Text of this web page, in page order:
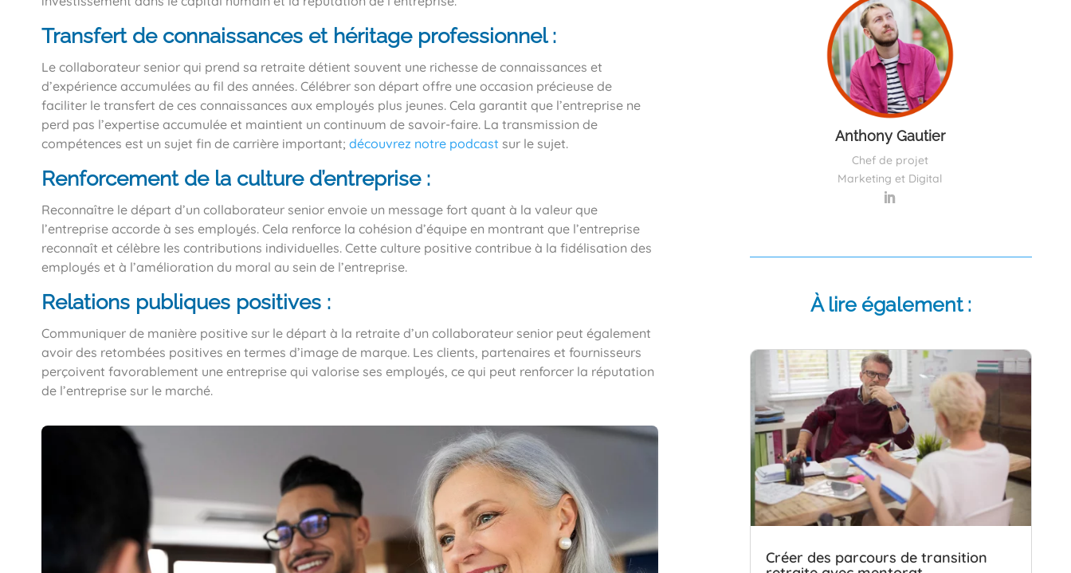
Transfert de connaissances et héritage professionnel :
Le collaborateur senior qui prend sa retraite détient souvent une richesse de connaissances et
d’expérience accumulées au fil des années. Célébrer son départ offre une occasion précieuse de
faciliter le transfert de ces connaissances aux employés plus jeunes. Cela garantit que l’entreprise ne
perd pas l’expertise accumulée et maintient un continuum de savoir-faire. La transmission de
compétences est un sujet fin de carrière important;découvrez notre podcast sur le sujet.
Renforcement de la culture d’entreprise :
Reconnaître le départ d’un collaborateur senior envoie un message fort quant à la valeur que
l’entreprise accorde à ses employés. Cela renforce la cohésion d’équipe en montrant que l’entreprise
reconnaît et célèbre les contributions individuelles. Cette culture positive contribue à la fidélisation des
employés et à l’amélioration du moral au sein de l’entreprise.
Relations publiques positives :
Communiquer de manière positive sur le départ à la retraite d’un collaborateur senior peut également
avoir des retombées positives en termes d’image de marque. Les clients, partenaires et fournisseurs
perçoivent favorablement une entreprise qui valorise ses employés, ce qui peut renforcer la réputation
de l’entreprise sur le marché.
Anthony Gautier
Chef de projet
Marketing et Digital
À lire également :
Créer des parcours de transition